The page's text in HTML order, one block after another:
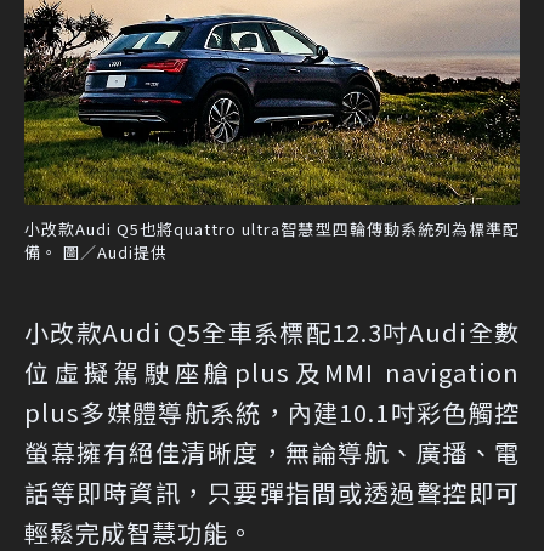
小改款Audi Q5也將quattro ultra智慧型四輪傳動系統列為標準配
備。 圖／Audi提供
小改款Audi Q5全車系標配12.3吋Audi全數
位虛擬駕駛座艙plus及MMI navigation
plus多媒體導航系統，內建10.1吋彩色觸控
螢幕擁有絕佳清晰度，無論導航、廣播、電
話等即時資訊，只要彈指間或透過聲控即可
輕鬆完成智慧功能。